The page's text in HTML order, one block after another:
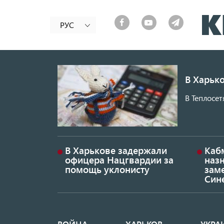
РУС
В
В
В Харькове задержали
офицера Нацгвардии за
помощь уклонисту